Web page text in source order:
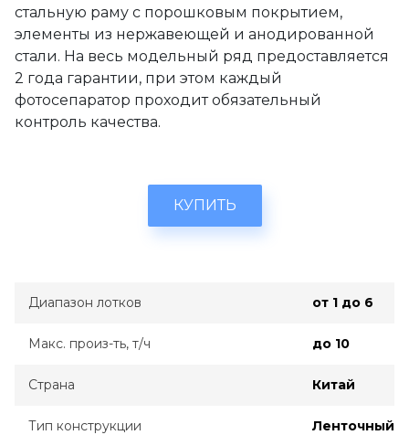
стальную раму с порошковым покрытием,
элементы из нержавеющей и анодированной
стали. На весь модельный ряд предоставляется
2 года гарантии, при этом каждый
фотосепаратор проходит обязательный
контроль качества.
КУПИТЬ
Диапазон лотков от 1 до 6
Макс. произ-ть, т/ч до 10
Страна Китай
Тип конструкции Ленточный